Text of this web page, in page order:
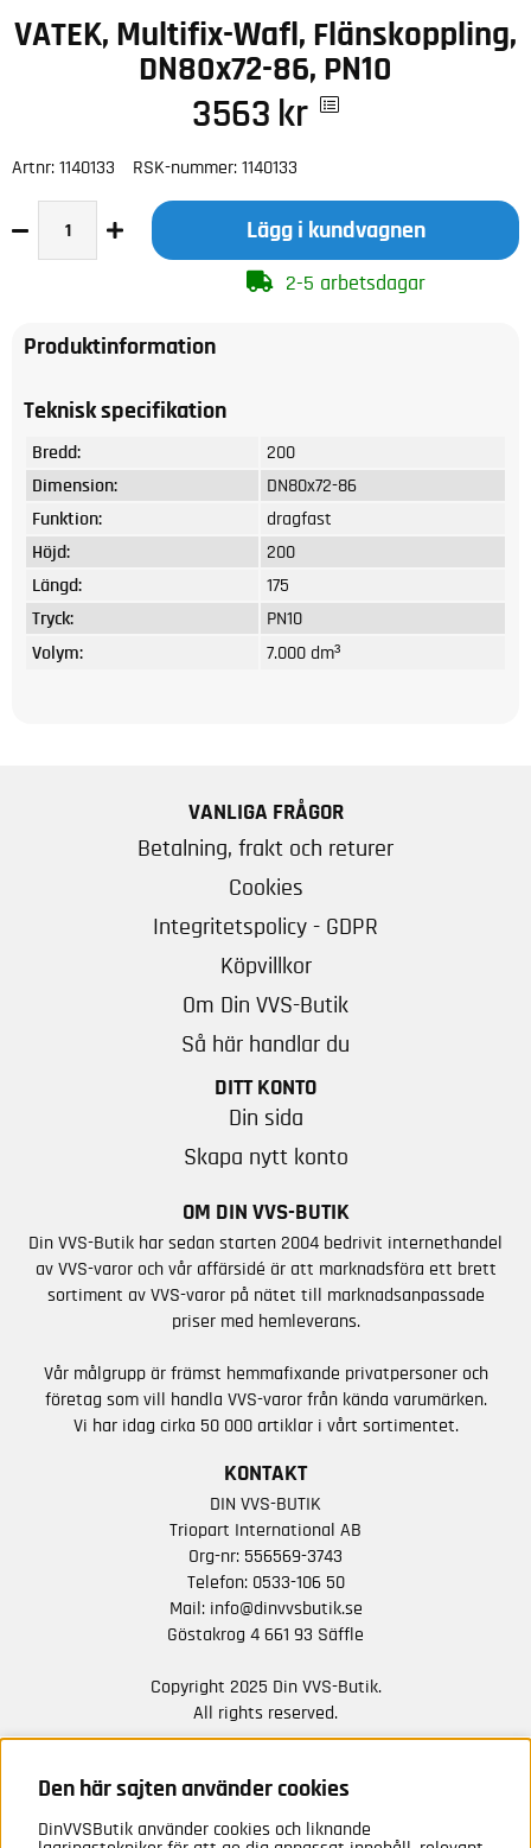
VATEK, Multifix-Wafl, Flänskoppling,
DN80x72-86, PN10
3563 kr
Artnr: 1140133 RSK-nummer: 1140133
Lägg i kundvagnen
2-5 arbetsdagar
Produktinformation
Teknisk specifikation
Bredd:
200
Dimension:
DN80x72-86
Funktion:
dragfast
Höjd:
200
Längd:
175
Tryck:
PN10
Volym:
7.000 dm³
VANLIGA FRÅGOR
Betalning, frakt och returer
Cookies
Integritetspolicy - GDPR
Köpvillkor
Om Din VVS-Butik
Så här handlar du
DITT KONTO
Din sida
Skapa nytt konto
OM DIN VVS-BUTIK
Din VVS-Butik har sedan starten 2004 bedrivit internethandel
av VVS-varor och vår affärsidé är att marknadsföra ett brett
sortiment av VVS-varor på nätet till marknadsanpassade
priser med hemleverans.
Vår målgrupp är främst hemmafixande privatpersoner och
företag som vill handla VVS-varor från kända varumärken.
Vi har idag cirka 50 000 artiklar i vårt sortimentet.
KONTAKT
DIN VVS-BUTIK
Triopart International AB
Org-nr: 556569-3743
Telefon: 0533-106 50
Mail: info@dinvvsbutik.se
Göstakrog 4 661 93 Säffle
Copyright 2025 Din VVS-Butik.
All rights reserved.
NYHETER FRÅN OSS
Den här sajten använder cookies
DinVVSButik använder cookies och liknande